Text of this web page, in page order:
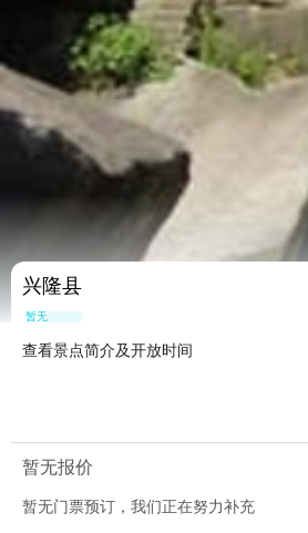
兴隆县
暂无点评
查看景点简介及开放时间
暂无报价
暂无门票预订，我们正在努力补充